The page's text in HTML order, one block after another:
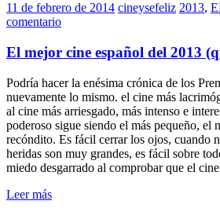
11 de febrero de 2014 cineysefeliz 2013,
comentario
El mejor cine español del 2013
Podría hacer la enésima crónica de los
nuevamente lo mismo. el cine más
al cine más arriesgado, más intenso e
poderoso sigue siendo el más pequeño, el
recóndito. Es fácil cerrar los ojos, cuando
heridas son muy grandes, es fácil sobre
miedo desgarrado al comprobar que el
Leer más